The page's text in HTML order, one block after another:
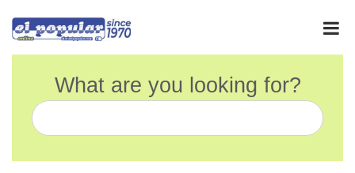
What are you looking for?